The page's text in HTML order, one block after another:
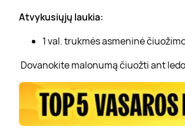
Atvykusiųjų laukia:
1 val. trukmės asmeninė
Dovanokite malonumą čiuožti ant